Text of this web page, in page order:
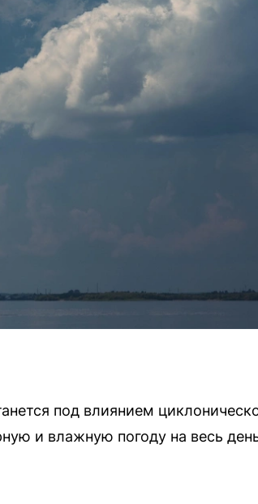
под влиянием
и влажную погоду на весь